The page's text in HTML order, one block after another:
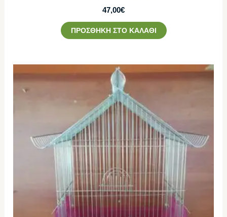
47,00€
ΠΡΟΣΘΉΚΗ ΣΤΟ ΚΑΛΆΘΙ